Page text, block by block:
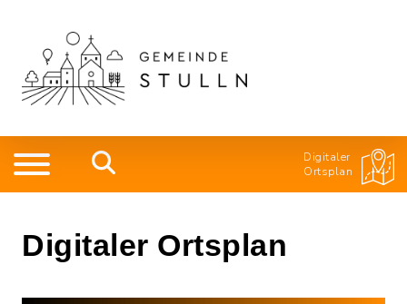
Digitaler
Ortsplan
Digitaler Ortsplan